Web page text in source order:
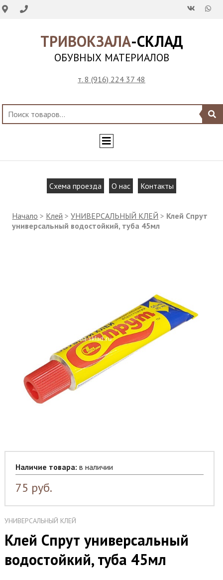
ТРИВОКЗАЛА-СКЛАД
ОБУВНЫХ МАТЕРИАЛОВ
т. 8 (916) 224 37 48
Схема проезда О нас Контакты
Начало > Клей >УНИВЕРСАЛЬНЫЙ КЛЕЙ > Клей Спрут
универсальный водостойкий, туба 45мл
УНИВЕРСАЛЬНЫЙ КЛЕЙ
Клей Спрут универсальный
водостойкий, туба 45мл
Наличие товара: в наличии
75 руб.